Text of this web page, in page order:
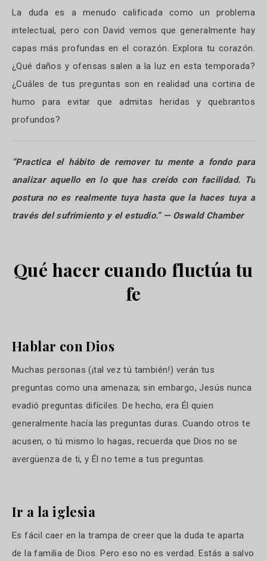
La duda es a menudo calificada como un problema
intelectual, pero con David vemos que generalmente hay
capas más profundas en el corazón. Explora tu corazón.
¿Qué daños y ofensas salen a la luz en esta temporada?
¿Cuáles de tus preguntas son en realidad una cortina de
humo para evitar que admitas heridas y quebrantos
profundos?
“Practica el hábito de remover tu mente a fondo para
analizar aquello en lo que has creído con facilidad. Tu
postura no es realmente tuya hasta que la haces tuya a
través del sufrimiento y el estudio.” — Oswald Chamber
Qué hacer cuando fluctúa tu
fe
Hablar con Dios
Muchas personas (¡tal vez tú también!) verán tus
preguntas como una amenaza; sin embargo, Jesús nunca
evadió preguntas difíciles. De hecho, era Él quien
generalmente hacía las preguntas duras. Cuando otros te
acusen, o tú mismo lo hagas, recuerda que Dios no se
avergüenza de ti, y Él no teme a tus preguntas.
Ir a la iglesia
Es fácil caer en la trampa de creer que la duda te aparta
de la familia de Dios. Pero eso no es verdad. Estás a salvo